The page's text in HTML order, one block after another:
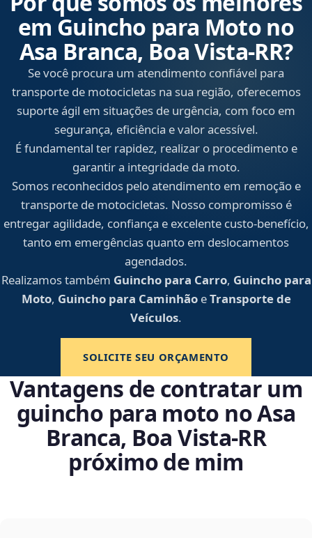
em Guincho para Moto no
Asa Branca, Boa Vista‑RR?
Se você procura um atendimento confiável para
transporte de motocicletas na sua região, oferecemos
suporte ágil em situações de urgência, com foco em
segurança, eficiência e valor acessível.
É fundamental ter rapidez, realizar o procedimento e
garantir a integridade da moto.
Somos reconhecidos pelo atendimento em remoção e
transporte de motocicletas. Nosso compromisso é
entregar agilidade, confiança e excelente custo-benefício,
tanto em emergências quanto em deslocamentos
agendados.
Realizamos também Guincho para Carro, Guincho para
Moto, Guincho para CaminhãoeTransporte de
Veículos.
SOLICITE SEU ORÇAMENTO
Vantagens de contratar um
guincho para moto no Asa
Branca, Boa Vista‑RR
próximo de mim